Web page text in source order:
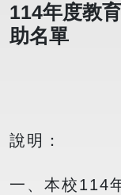
114年度教
助名單
說明：
一、本校114